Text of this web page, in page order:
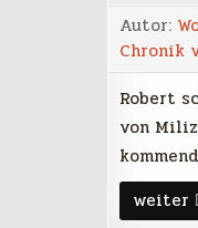
Autor:
Chronik
Robert
von
weiter